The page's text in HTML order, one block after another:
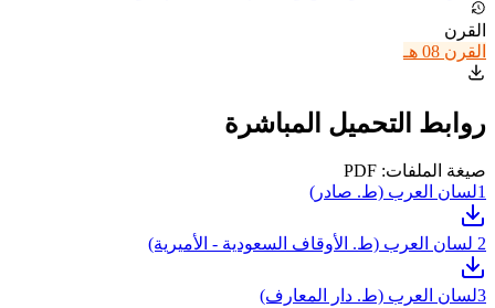
القرن
القرن 08 هـ
روابط التحميل المباشرة
صيغة الملفات: PDF
1لسان العرب (ط. صادر)
2 لسان العرب (ط. الأوقاف السعودية - الأميرية)
3لسان العرب (ط. دار المعارف)